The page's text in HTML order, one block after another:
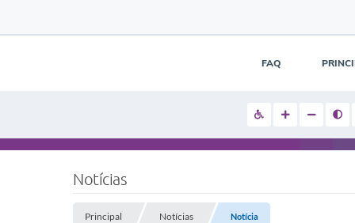
FAQ
Notícias
Principal Notícias Notícia